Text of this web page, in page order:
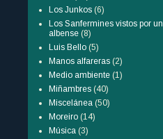
Los Junkos (6)
Los Sanfermines vistos por un
albense (8)
Luis Bello (5)
Manos alfareras (2)
Medio ambiente (1)
Miñambres (40)
Miscelánea (50)
Moreiro (14)
Música (3)